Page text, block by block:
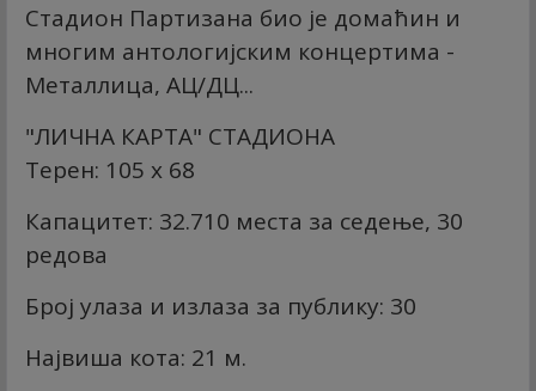
Стадион Партизана био је домаћин и
многим антологијским концертима -
Металлица, АЦ/ДЦ...
"ЛИЧНА КАРТА" СТАДИОНА
Терен: 105 x 68
Капацитет: 32.710 места за седење, 30
редова
Број улаза и излаза за публику: 30
Највиша кота: 21 м.